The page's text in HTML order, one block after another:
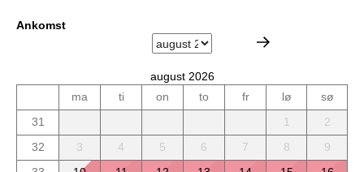
Ankomst
august 2026
ma
ti on to fr lø
sø
31
1
2
32
3 4 5 6 7 8
9